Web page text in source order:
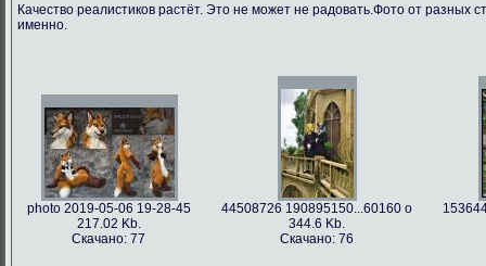
Качество реалистиков растёт. Это не может не радовать.Фото от разных
именно.
photo 2019-05-06 19-28-45
217.02 Kb.
Скачано: 77
44508726 190895150...60160 o
344.6 Kb.
Скачано: 76